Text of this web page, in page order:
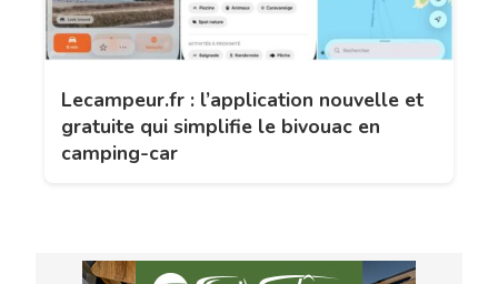
Lecampeur.fr : l’application nouvelle et
gratuite qui simplifie le bivouac en
camping-car